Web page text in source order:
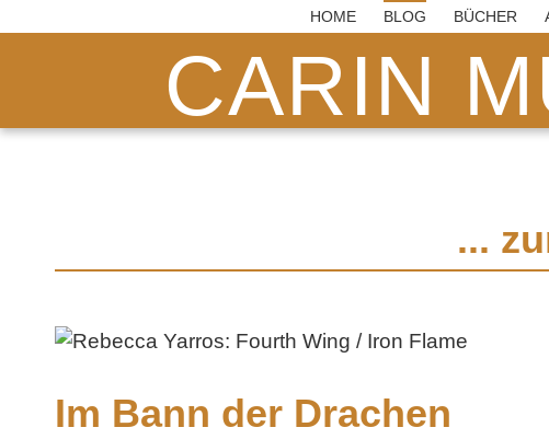
HOME BLOG BÜCHER
CARIN
...
Im Bann der Drachen